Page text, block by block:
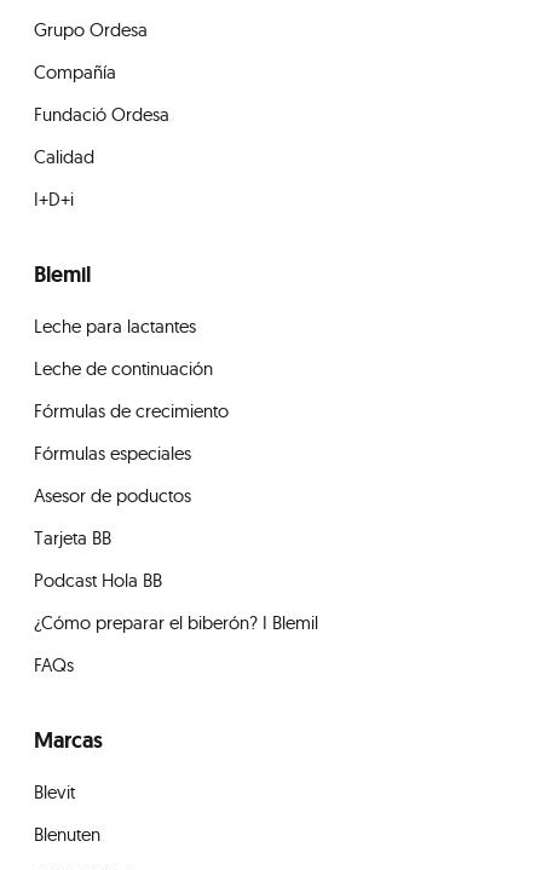
Grupo Ordesa
Compañía
Fundació Ordesa
Calidad
I+D+i
Blemil
Leche para lactantes
Leche de continuación
Fórmulas de crecimiento
Fórmulas especiales
Asesor de poductos
Tarjeta BB
Podcast Hola BB
¿Cómo preparar el biberón? I Blemil
FAQs
Marcas
Blevit
Blenuten